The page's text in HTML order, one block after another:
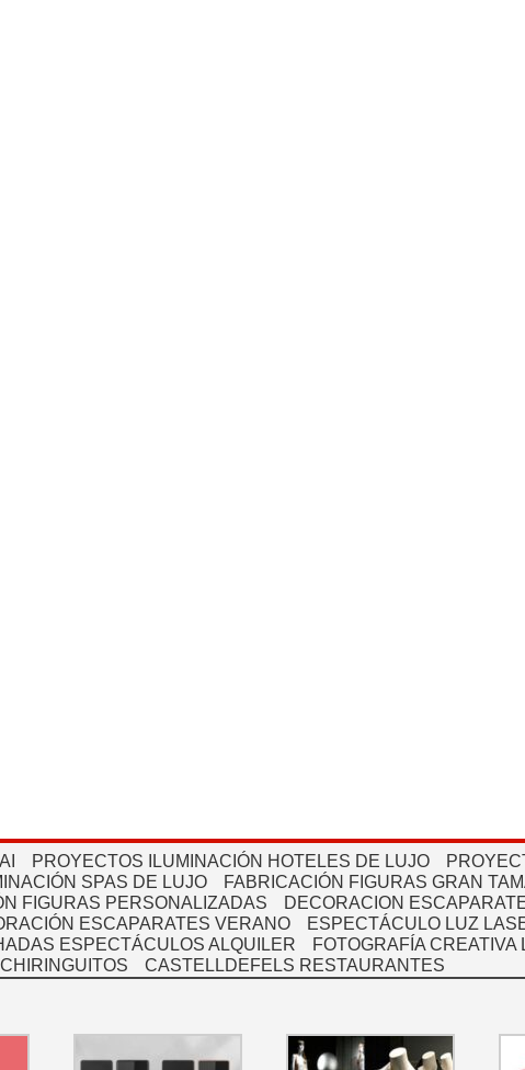
PROYECTOS ILUMINACIÓN HOTELES DE LUJO
SPAS DE LUJO
FABRICACIÓN FIGURAS GRAN
FIGURAS PERSONALIZADAS DECORACION
ESCAPARATES VERANO ESPECTÁCULO LUZ
ESPECTÁCULOS ALQUILER
FOTOGRAFÍA CREATIVA
CASTELLDEFELS RESTAURANTES